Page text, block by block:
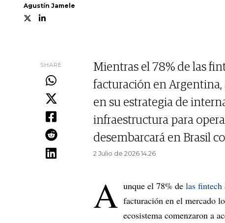
Agustín Jamele
SHARE
Mientras el 78% de las
facturación en
en su estrategia de
infraestructura para
desembarcará en Brasil
2 Julio de 2026 14.26
A unque el 78% de las fintech
facturación en el mercado
ecosistema comenzaron a